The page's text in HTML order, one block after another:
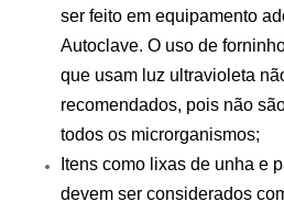
ser feito em equipamento
Autoclave. O uso de
que usam luz ultravioleta
recomendados, pois não
todos os microrganismos;
Itens como lixas de unha e
devem ser considerados